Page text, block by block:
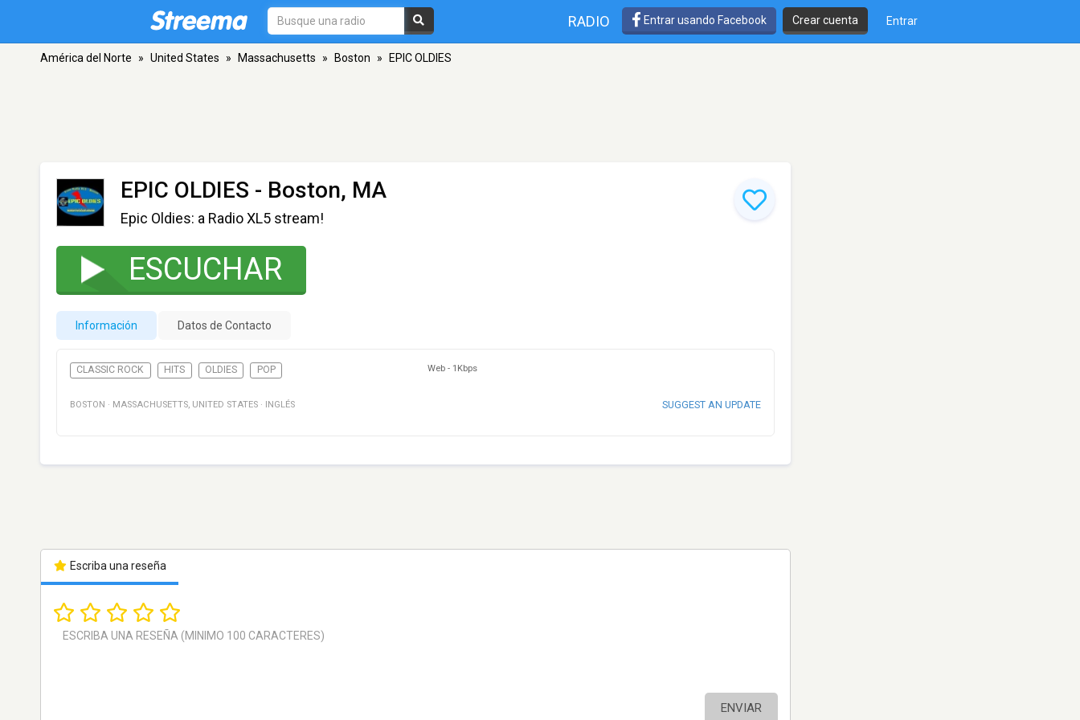
RADIO Entrar usando Facebook Crear cuenta Entrar
América del Norte » United States » Massachusetts » Boston » EPIC OLDIES
EPIC OLDIES - Boston, MA
Epic Oldies: a Radio XL5 stream!
ESCUCHAR
Información Datos de Contacto
CLASSIC ROCK HITS OLDIES POP Web - 1Kbps
BOSTON · MASSACHUSETTS, UNITED STATES · INGLÉS SUGGEST AN UPDATE
Escriba una reseña
ENVIAR